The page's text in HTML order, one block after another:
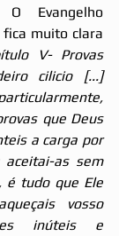
Evangelho
fica muito clara
V- Provas
cilicio [...]
que Deus
a carga por
aceitai-as sem
é tudo que Ele
vosso
inúteis e